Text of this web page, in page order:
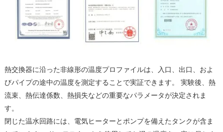
熱交換器に沿った非線形の温度プロファイルは、入口、出口、およ
びパイプの途中の温度を測定することで実証できます。 実験後、熱
流束、熱伝達係数、熱損失などの重要なパラメータが決定されま
す。
閉じた温水回路には、電気ヒーターとポンプを備えたタンクが含ま